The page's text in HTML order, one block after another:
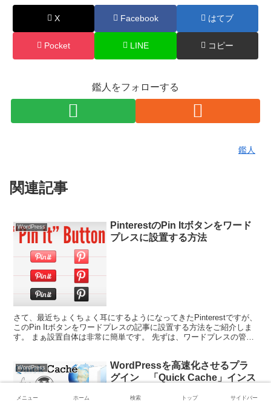
X Facebook はてブ
Pocket LINE コピー
鑑人をフォローする
鑑人
関連記事
WordPress
PinterestのPin Itボタンをワード
プレスに設置する方法
さて、最近ちょくちょく耳にするようになってきたPinterestですが、
このPin Itボタンをワードプレスの記事に設置する方法をご紹介しま
す。 まぁ設置自体は非常に簡単です。 先ずは、ワードプレスの管理
WordPress
WordPressを高速化させるプラ
グイン 「Quick Cache」インス
メニュー ホーム 検索 トップ サイドバー